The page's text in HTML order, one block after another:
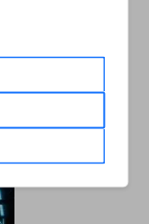
con tante